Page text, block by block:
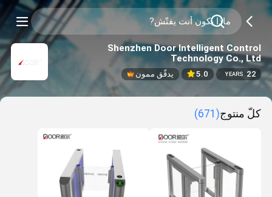
Shenzhen Door Intelligent Control
Technology Co., Ltd
22
YEARS
5.0 يدقّق ممون
كلّ منتوج(671)